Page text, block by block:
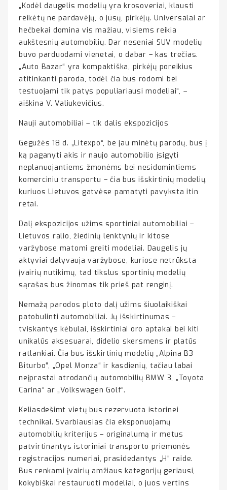
„Kodėl daugelis modelių yra krosoveriai, klausti
reikėtų ne pardavėjų, o jūsų, pirkėjų. Universalai ar
hečbekai domina vis mažiau, visiems reikia
aukštesnių automobilių. Dar neseniai SUV modelių
buvo parduodami vienetai, o dabar – kas trečias.
„Auto Bazar“ yra kompaktiška, pirkėjų poreikius
atitinkanti paroda, todėl čia bus rodomi bei
testuojami tik patys populiariausi modeliai“, –
aiškina V. Valiukevičius.
Nauji automobiliai – tik dalis ekspozicijos
Gegužės 18 d. „Litexpo“, be jau minėtų parodų, bus į
ką paganyti akis ir naujo automobilio įsigyti
neplanuojantiems žmonėms bei nesidomintiems
komerciniu transportu – čia bus išskirtinių modelių,
kuriuos Lietuvos gatvėse pamatyti pavyksta itin
retai.
Dalį ekspozicijos užims sportiniai automobiliai –
Lietuvos ralio, žiedinių lenktynių ir kitose
varžybose matomi greiti modeliai. Daugelis jų
aktyviai dalyvauja varžybose, kuriose netrūksta
įvairių nutikimų, tad tikslus sportinių modelių
sąrašas bus žinomas tik prieš pat renginį.
Nemažą parodos ploto dalį užims šiuolaikiškai
patobulinti automobiliai. Jų išskirtinumas –
tviskantys kėbulai, išskirtiniai oro aptakai bei kiti
unikalūs aksesuarai, didelio skersmens ir platūs
ratlankiai. Čia bus išskirtinių modelių „Alpina B3
Biturbo“, „Opel Monza“ ir kasdienių, tačiau labai
neįprastai atrodančių automobilių BMW 3, „Toyota
Carina“ ar „Volkswagen Golf“.
Keliasdešimt vietų bus rezervuota istorinei
technikai. Svarbiausias čia eksponuojamų
automobilių kriterijus – originalumą ir metus
patvirtinantys istoriniai transporto priemonės
registracijos numeriai, prasidedantys „H“ raide.
Bus renkami įvairių amžiaus kategorijų geriausi,
kokybiškai restauruoti modeliai, o juos vertins